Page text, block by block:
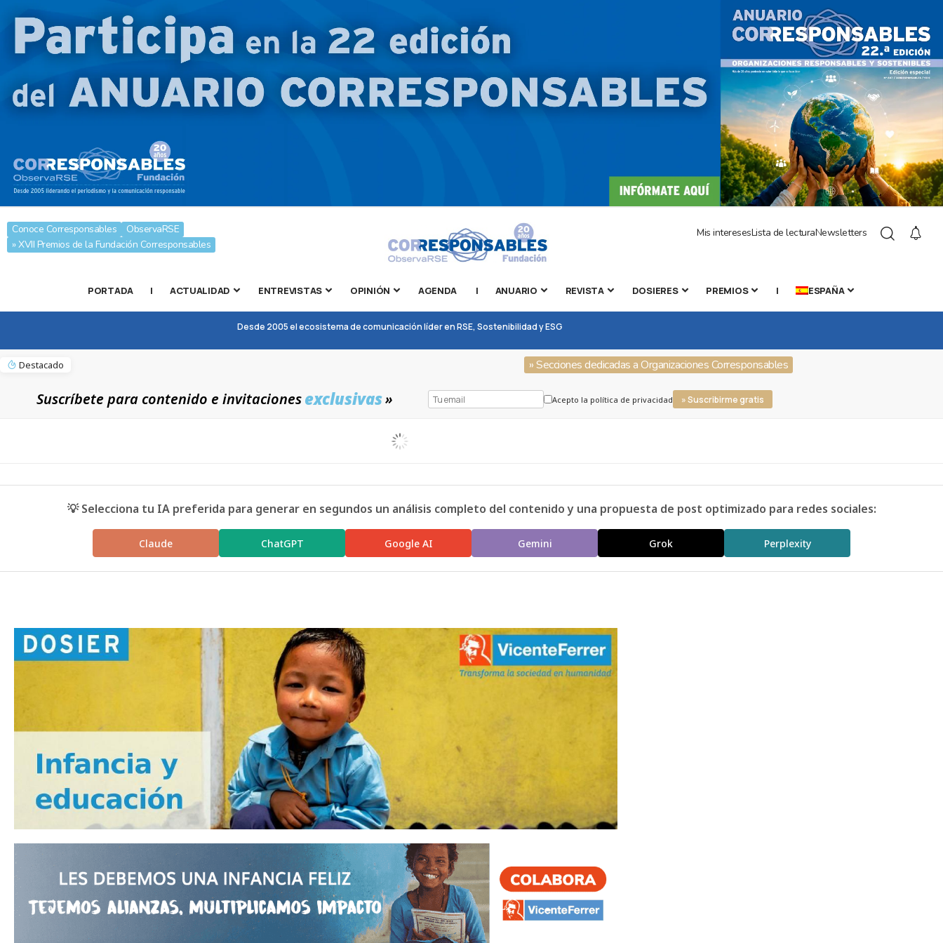
Conoce Corresponsables
ObservaRSE
» XVII Premios de la Fundación Corresponsables
Mis interesesLista de lecturaNewsletters
PORTADA | ACTUALIDAD ENTREVISTAS OPINIÓN AGENDA | ANUARIO REVISTA DOSIERES PREMIOS | ESPAÑA
Desde 2005 el ecosistema de comunicación líder en RSE, Sostenibilidad y ESG
Destacado » Secciones dedicadas a Organizaciones Corresponsables
Suscríbete para contenido e invitacionesexclusivas» Acepto la política de privacidad » Suscribirme gratis
💡 Selecciona tu IA preferida para generar en segundos un análisis completo del contenido y una propuesta de post optimizado para redes sociales:
Claude ChatGPT Google AI Gemini Grok Perplexity